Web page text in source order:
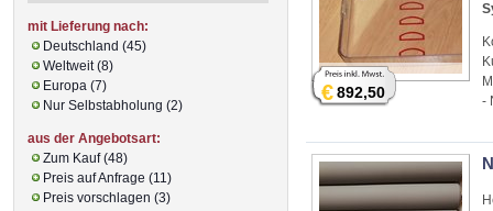
-
€892,50
mit Lieferung nach:
Deutschland (45)
Weltweit (8)
Europa (7)
Nur Selbstabholung (2)
aus der Angebotsart:
Zum Kauf (48)
Preis auf Anfrage (11)
Preis vorschlagen (3)